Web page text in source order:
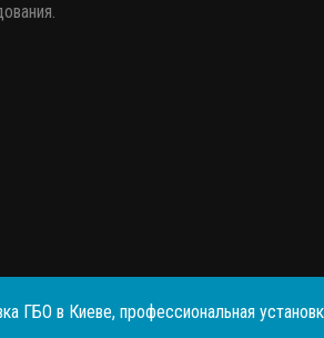
ГБО в Киеве, профессиональная